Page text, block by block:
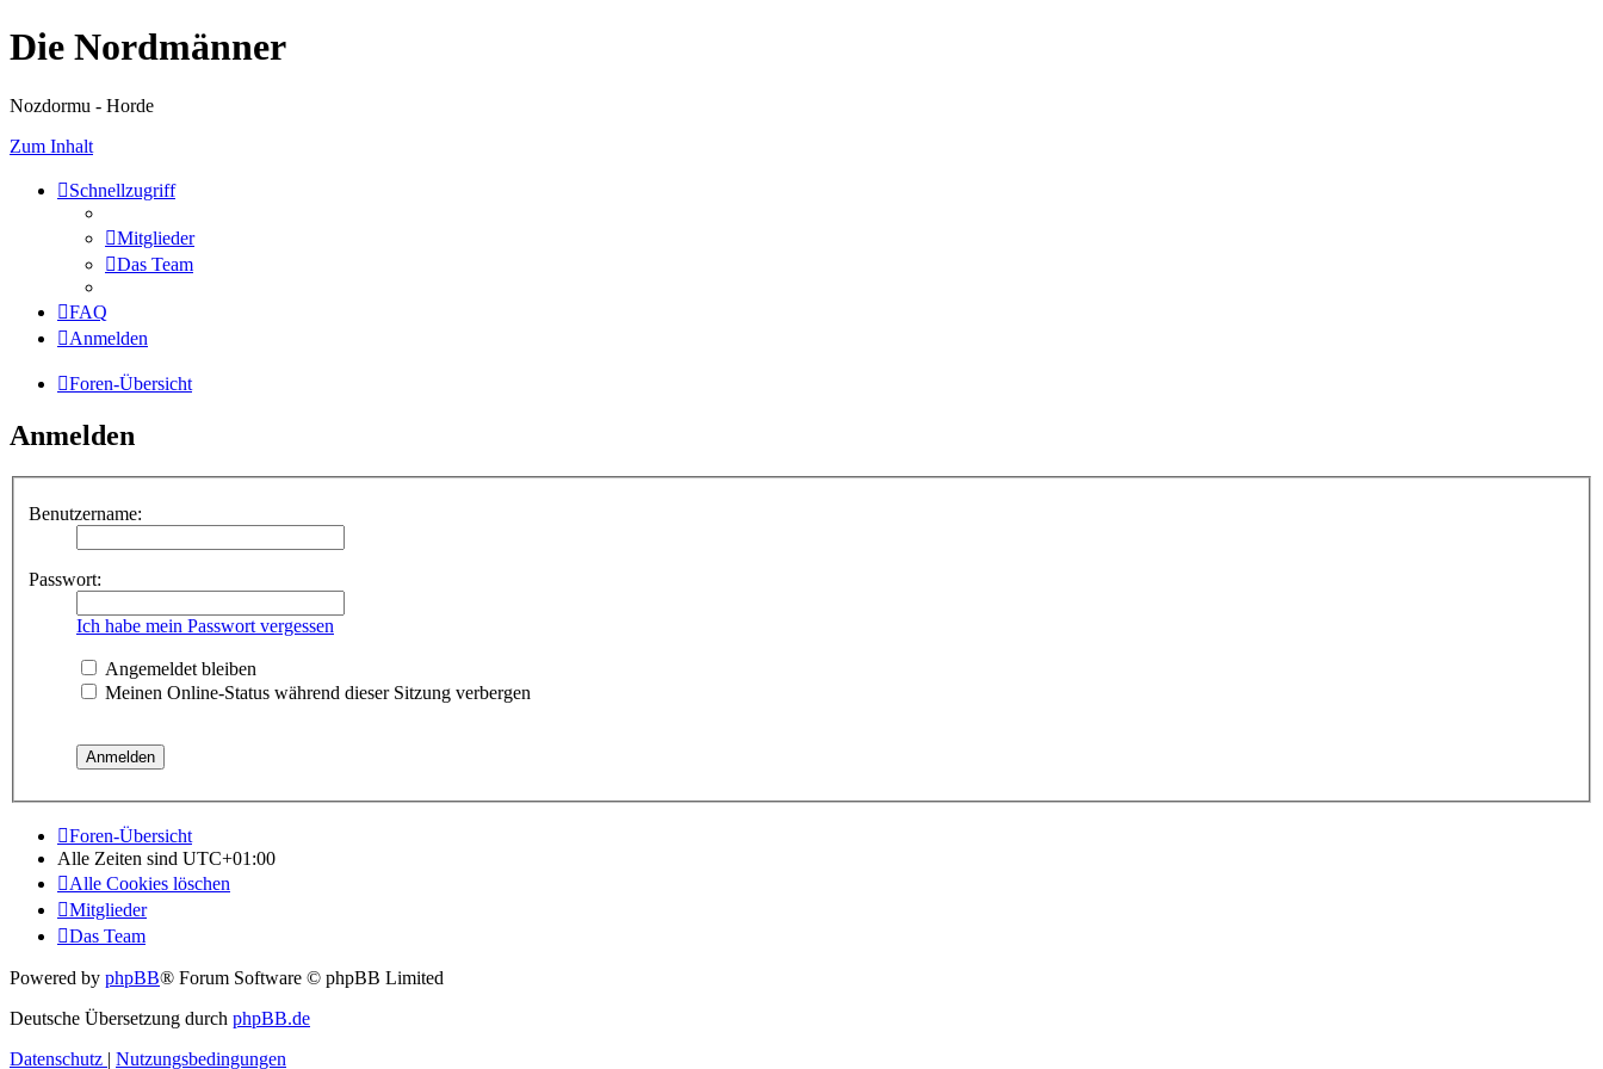
Die Nordmänner
Nozdormu - Horde
Zum Inhalt
Schnellzugriff
Mitglieder
Das Team
FAQ
Anmelden
Foren-Übersicht
Anmelden
Benutzername:
Passwort:
Ich habe mein Passwort vergessen
Angemeldet bleiben
Meinen Online-Status während dieser Sitzung verbergen
Foren-Übersicht
Alle Zeiten sind UTC+01:00
Alle Cookies löschen
Mitglieder
Das Team
Powered by phpBB® Forum Software © phpBB Limited
Deutsche Übersetzung durch phpBB.de
Datenschutz | Nutzungsbedingungen